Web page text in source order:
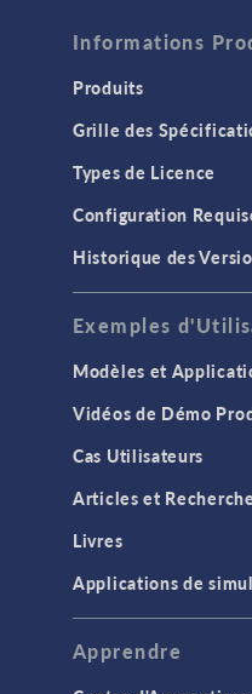
Informations
Produits
Grille des
Types de Licence
Configuration
Historique des
Exemples
Modèles et
Vidéos de Démo
Cas Utilisateurs
Articles et
Livres
Applications de
Apprendre